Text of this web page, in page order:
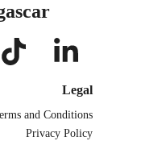
and Conditions
Privacy Policy
Legal